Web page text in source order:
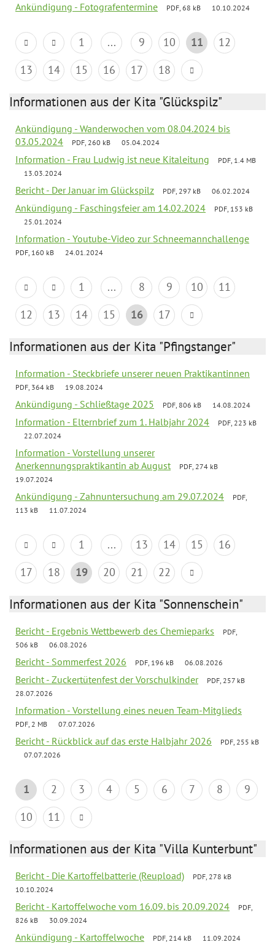
Ankündigung - Fotografentermine PDF, 68 kB 10.10.2024
1 ... 9 10 11
12
13
14 15 16 17 18
Informationen aus der Kita "Glückspilz"
Ankündigung - Wanderwochen vom 08.04.2024 bis
03.05.2024
PDF, 260 kB 05.04.2024
Information - Frau Ludwig ist neue Kitaleitung
PDF, 1.4 MB
13.03.2024
Bericht - Der Januar im Glückspilz PDF, 297 kB 06.02.2024
Ankündigung - Faschingsfeier am 14.02.2024
PDF, 153 kB
25.01.2024
Information - Youtube-Video zur Schneemannchallenge
PDF, 160 kB 24.01.2024
1 ... 8 9 10
11
12
13 14 15 16 17
Informationen aus der Kita "Pfingstanger"
Information - Steckbriefe unserer neuen Praktikantinnen
PDF, 364 kB 19.08.2024
Ankündigung - Schließtage 2025 PDF, 806 kB 14.08.2024
Information - Elternbrief zum 1. Halbjahr 2024
PDF, 223 kB
22.07.2024
Information - Vorstellung unserer
Anerkennungspraktikantin ab August
PDF, 274 kB
19.07.2024
Ankündigung - Zahnuntersuchung am 29.07.2024
PDF,
113 kB
11.07.2024
1 ... 13 14 15
16
17
18 19 20 21 22
Informationen aus der Kita "Sonnenschein"
Bericht - Ergebnis Wettbewerb des Chemieparks
PDF,
506 kB
06.08.2026
Bericht - Sommerfest 2026 PDF, 196 kB 06.08.2026
Bericht - Zuckertütenfest der Vorschulkinder
PDF, 257 kB
28.07.2026
Information - Vorstellung eines neuen Team-Mitglieds
PDF, 2 MB 07.07.2026
Bericht - Rückblick auf das erste Halbjahr 2026
PDF, 255 kB
07.07.2026
1 2 3 4 5 6 7 8
9
10
11
Informationen aus der Kita "Villa Kunterbunt"
Bericht - Die Kartoffelbatterie (Reupload)
PDF, 278 kB
10.10.2024
Bericht - Kartoffelwoche vom 16.09. bis 20.09.2024
PDF,
826 kB
30.09.2024
Ankündigung - Kartoffelwoche PDF, 214 kB 11.09.2024